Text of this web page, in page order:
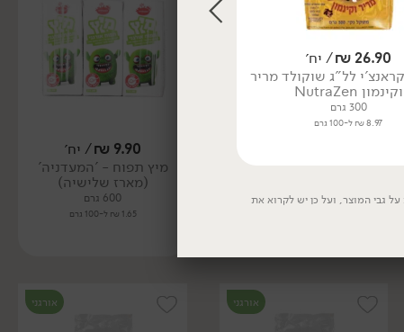
'real'
9.90
₪/ יח׳
מיץ תפוח - 'המעדניה'
(מארז שלישיה)
600 גרם
1.65 ₪ ל-100 גרם
אורגני אורגני
26.90
₪/ יח׳
לל"ג שוקולד מריר
וקינמון NutraZen
300 גרם
8.97 ₪ ל-100 גרם
22.90
₪ / יח׳
גרנולה מייפל, תמר ופקאן 'דני
וגלית'
גבי המוצר, ועל כן יש לקרוא את